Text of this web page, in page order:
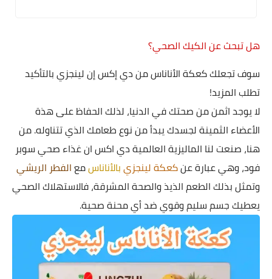
هل تبحث عن الكيك الصحي؟
سوف تجعلك كعكة الأناناس من دي إكس إن لينجزي بالتأكيد
تطلب المزيد!
لا يوجد اثمن من صحتك في الدنيا، لذلك الحفاظ على هذة
الأعضاء الثمينة لجسدك يبدأ من نوع طعامك الذي تتناوله. من
هنا، صنعت لنا الماليزية العالمية دي اكس ان غذاء صحي سوبر
فود، وهي عبارة عنكعكة لينجزيبالأناناسمعالفطر الريشي
وتمثل بذلك الطعم الذيذ والصحة المشرقة، فالاستهلاك الصحي
يعطيك جسم سليم وقوي ضد أي محنة صحية.